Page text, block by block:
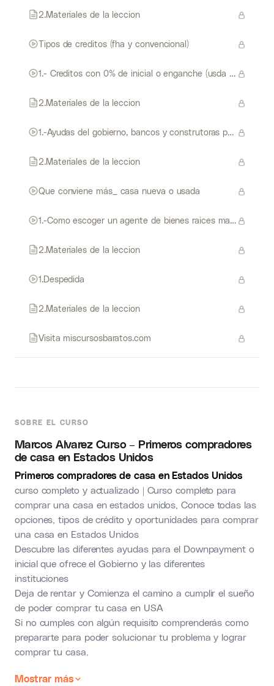
SOBRE EL CURSO
Marcos Alvarez Curso – Primeros compradores
de casa en Estados Unidos
Primeros compradores de casa en Estados Unidos
curso completo y actualizado | Curso completo para
comprar una casa en estados unidos, Conoce todas las
opciones, tipos de crédito y oportunidades para comprar
una casa en Estados Unidos
Descubre las diferentes ayudas para el Downpayment o
inicial que ofrece el Gobierno y las diferentes
instituciones
Deja de rentar y Comienza el camino a cumplir el sueño
de poder comprar tu casa en USA
Si no cumples con algún requisito comprenderás como
prepararte para poder solucionar tu problema y lograr
comprar tu casa.
Mostrar más
2.Materiales de la leccion
Tipos de creditos (fha y convencional)
1.- Creditos con 0% de inicial o enganche (usda y va) materiales de la lección
2.Materiales de la leccion
1.-Ayudas del gobierno, bancos y construtoras para la inicial y costos de cierre materiales de la lección
2.Materiales de la leccion
Que conviene más_ casa nueva o usada
1.-Como escoger un agente de bienes raices materiales de la lección
2.Materiales de la leccion
1.Despedida
2.Materiales de la leccion
Visita miscursosbaratos.com